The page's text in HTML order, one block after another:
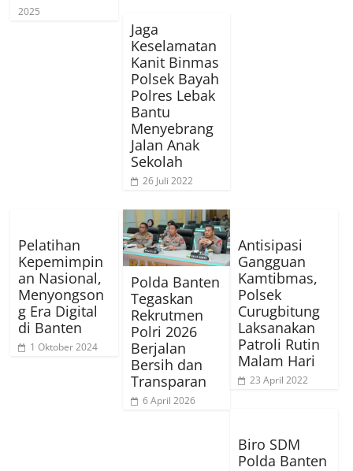
2025
Jaga
Keselamatan
Kanit Binmas
Polsek Bayah
Polres Lebak
Bantu
Menyebrang
Jalan Anak
Sekolah
26 Juli 2022
Pelatihan
Kepemimpin
an Nasional,
Menyongson
g Era Digital
di Banten
1 Oktober 2024
Polda Banten
Tegaskan
Rekrutmen
Polri 2026
Berjalan
Bersih dan
Transparan
6 April 2026
Antisipasi
Gangguan
Kamtibmas,
Polsek
Curugbitung
Laksanakan
Patroli Rutin
Malam Hari
23 April 2022
Biro SDM
Polda Banten